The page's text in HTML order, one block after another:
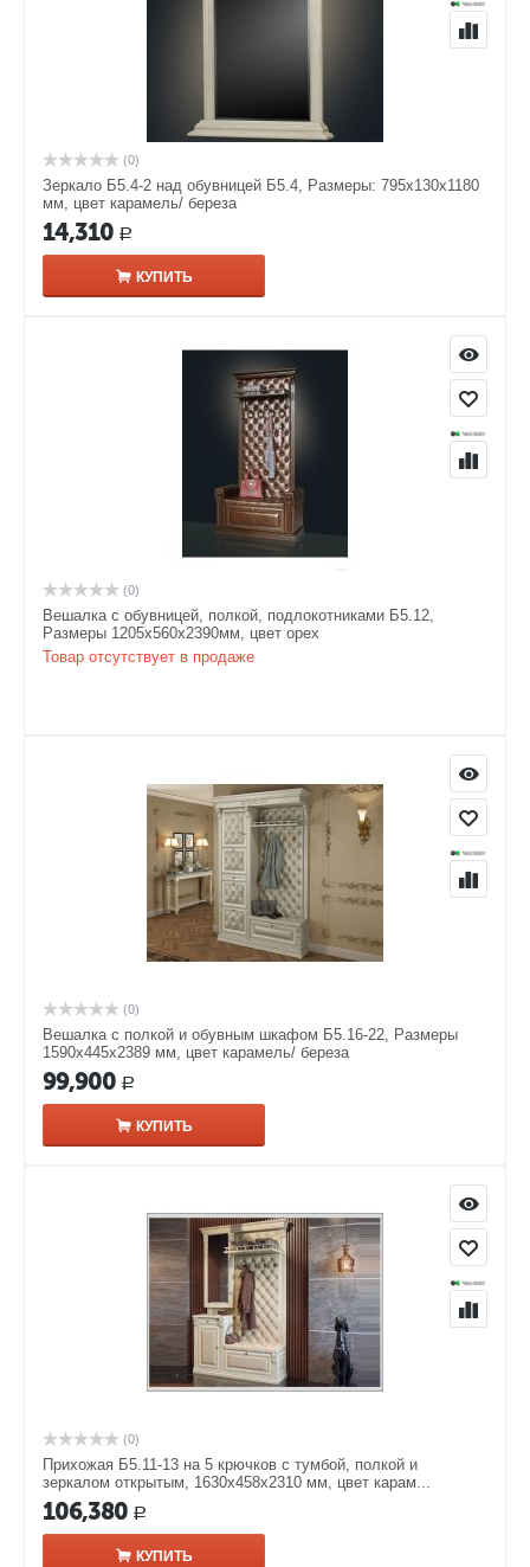
(0)
Зеркало Б5.4-2 над обувницей Б5.4, Размеры: 795х130х1180
мм, цвет карамель/ береза
14,310 Р
КУПИТЬ
(0)
Вешалка с обувницей, полкой, подлокотниками Б5.12,
Размеры 1205х560х2390мм, цвет орех
Товар отсутствует в продаже
(0)
Вешалка с полкой и обувным шкафом Б5.16-22, Размеры
1590х445х2389 мм, цвет карамель/ береза
99,900 Р
КУПИТЬ
(0)
Прихожая Б5.11-13 на 5 крючков с тумбой, полкой и
зеркалом открытым, 1630х458х2310 мм, цвет карам...
106,380 Р
КУПИТЬ